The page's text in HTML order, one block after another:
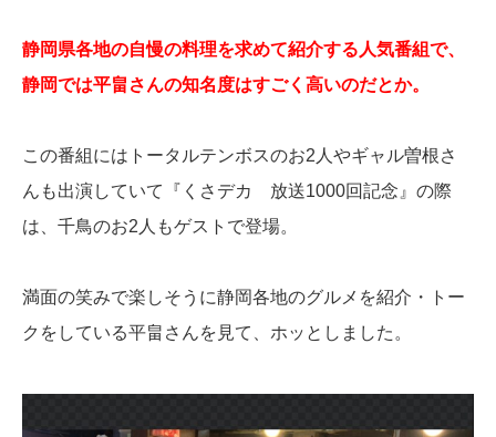
静岡県各地の自慢の料理を求めて紹介する人気番組で、
静岡では平畠さんの知名度はすごく高いのだとか。
この番組にはトータルテンボスのお2人やギャル曽根さ
んも出演していて『くさデカ 放送1000回記念』の際
は、千鳥のお2人もゲストで登場。
満面の笑みで楽しそうに静岡各地のグルメを紹介・トー
クをしている平畠さんを見て、ホッとしました。